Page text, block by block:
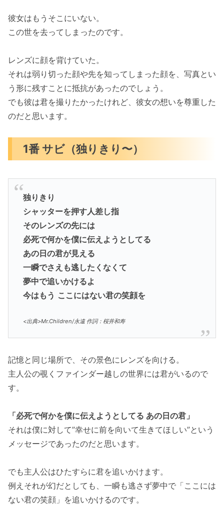
彼女はもうそこにいない。
この世を去ってしまったのです。
レンズに顔を背けていた。
それは弱り切った顔や先を知ってしまった顔を、写真とい
う形に残すことに抵抗があったのでしょう。
でも彼は君を撮りたかったけれど、彼女の想いを尊重した
のだと思います。
1番 サビ（独りきり〜）
独りきり
シャッターを押す人差し指
そのレンズの先には
必死で何かを僕に伝えようとしてる
あの日の君が見える
一瞬でさえも逃したくなくて
夢中で追いかけるよ
今はもう ここにはない君の笑顔を
<出典>Mr.Children/永遠 作詞：桜井和寿
記憶と同じ場所で、その景色にレンズを向ける。
主人公の覗くファインダー越しの世界には君がいるので
す。
「必死で何かを僕に伝えようとしてる あの日の君」
それは僕に対して”幸せに前を向いて生きてほしい”という
メッセージであったのだと思います。
でも主人公はひたすらに君を追いかけます。
例えそれが幻だとしても、一瞬も逃さず夢中で「ここには
ない君の笑顔」を追いかけるのです。